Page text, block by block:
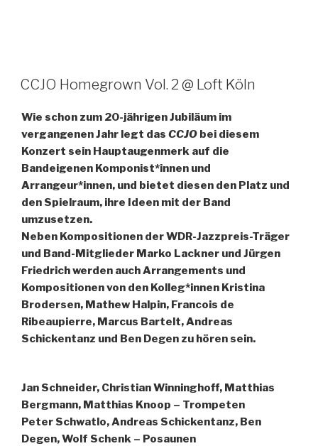
CCJO Homegrown Vol. 2 @ Loft Köln
Wie schon zum 20-jährigen Jubiläum im
vergangenen Jahr legt das CCJO bei diesem
Konzert sein Hauptaugenmerk auf die
Bandeigenen Komponist*innen und
Arrangeur*innen, und bietet diesen den Platz und
den Spielraum, ihre Ideen mit der Band
umzusetzen.
Neben Kompositionen der WDR-Jazzpreis-Träger
und Band-Mitglieder Marko Lackner und Jürgen
Friedrich werden auch Arrangements und
Kompositionen von den Kolleg*innen Kristina
Brodersen, Mathew Halpin, Francois de
Ribeaupierre, Marcus Bartelt, Andreas
Schickentanz und Ben Degen zu hören sein.
Jan Schneider, Christian Winninghoff, Matthias
Bergmann, Matthias Knoop – Trompeten
Peter Schwatlo, Andreas Schickentanz, Ben
Degen, Wolf Schenk – Posaunen